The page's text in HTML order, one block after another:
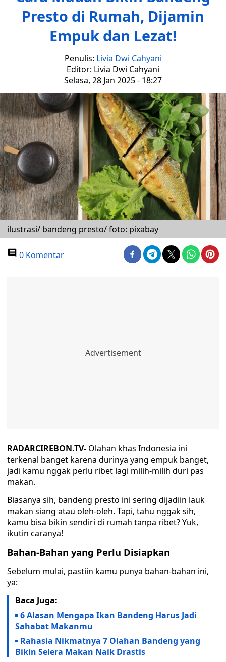
Presto di Rumah, Dijamin
Empuk dan Lezat!
Penulis: Livia Dwi Cahyani
Editor: Livia Dwi Cahyani
Selasa, 28 Jan 2025 - 18:27
ilustrasi/ bandeng presto/ foto: pixabay
0 Komentar
RADARCIREBON.TV- Olahan khas Indonesia ini
terkenal banget karena durinya yang empuk banget,
jadi kamu nggak perlu ribet lagi milih-milih duri pas
makan.
Biasanya sih, bandeng presto ini sering dijadiin lauk
makan siang atau oleh-oleh. Tapi, tahu nggak sih,
kamu bisa bikin sendiri di rumah tanpa ribet? Yuk,
ikutin caranya!
Bahan-Bahan yang Perlu Disiapkan
Sebelum mulai, pastiin kamu punya bahan-bahan ini,
ya:
Baca Juga:
6 Alasan Mengapa Ikan Bandeng Harus Jadi
Sahabat Makanmu
Rahasia Nikmatnya 7 Olahan Bandeng yang
Bikin Selera Makan Naik Drastis